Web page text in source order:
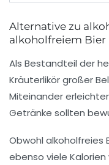
Alternative zu
alkoholfreiem
Als Bestandteil der
Kräuterlikör großer
Miteinander
Getränke sollten
Obwohl
ebenso viele